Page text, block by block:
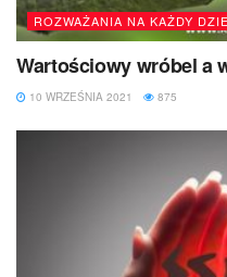
ROZWAŻANIA NA KAŻDY
Wartościowy wróbel a
10 WRZEŚNIA 2021 875